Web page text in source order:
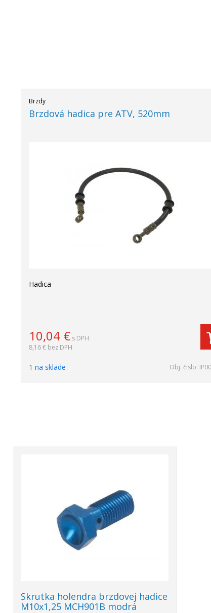
Brzdy
Brzdová hadica pre ATV, 520mm
Hadica
10,04 € s DPH
8,16 € bez DPH
1 na sklade Obj. čislo:
Skrutka holendra brzdovej hadice
M10x1,25 MCH901B modrá